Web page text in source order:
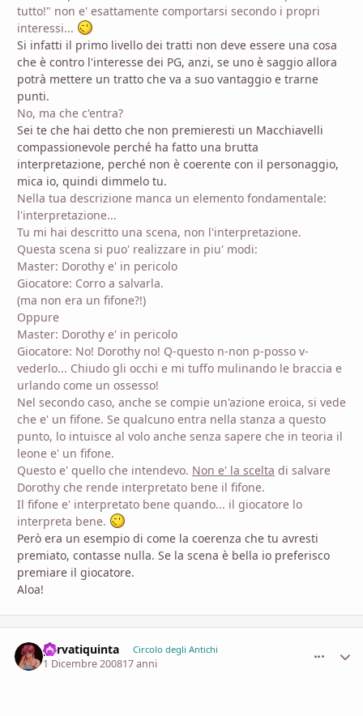
tutto!" non e' esattamente comportarsi secondo i propri
interessi...
Si infatti il primo livello dei tratti non deve essere una cosa
che è contro l'interesse dei PG, anzi, se uno è saggio allora
potrà mettere un tratto che va a suo vantaggio e trarne
punti.
No, ma che c'entra?
Sei te che hai detto che non premieresti un Macchiavelli
compassionevole perché ha fatto una brutta
interpretazione, perché non è coerente con il personaggio,
mica io, quindi dimmelo tu.
Nella tua descrizione manca un elemento fondamentale:
l'interpretazione...
Tu mi hai descritto una scena, non l'interpretazione.
Questa scena si puo' realizzare in piu' modi:
Master: Dorothy e' in pericolo
Giocatore: Corro a salvarla.
(ma non era un fifone?!)
Oppure
Master: Dorothy e' in pericolo
Giocatore: No! Dorothy no! Q-questo n-non p-posso v-
vederlo... Chiudo gli occhi e mi tuffo mulinando le braccia e
urlando come un ossesso!
Nel secondo caso, anche se compie un'azione eroica, si vede
che e' un fifone. Se qualcuno entra nella stanza a questo
punto, lo intuisce al volo anche senza sapere che in teoria il
leone e' un fifone.
Questo e' quello che intendevo. Non e' la scelta di salvare
Dorothy che rende interpretato bene il fifone.
Il fifone e' interpretato bene quando... il giocatore lo
interpreta bene.
Però era un esempio di come la coerenza che tu avresti
premiato, contasse nulla. Se la scena è bella io preferisco
premiare il giocatore.
Aloa!
parvatiquinta Circolo degli Antichi
1 Dicembre 200817 anni